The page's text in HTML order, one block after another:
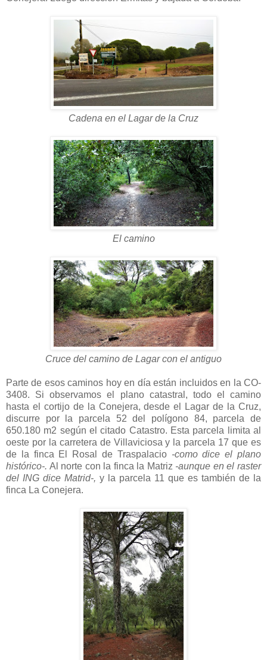
Cadena en el Lagar de la Cruz
El camino
Cruce del camino de Lagar con el antiguo
Parte de esos caminos hoy en día están incluidos en la CO-
3408. Si observamos el plano catastral, todo el camino
hasta el cortijo de la Conejera, desde el Lagar de la Cruz,
discurre por la parcela 52 del polígono 84, parcela de
650.180 m2 según el citado Catastro. Esta parcela limita al
oeste por la carretera de Villaviciosa y la parcela 17 que es
de la finca El Rosal de Traspalacio -como dice el plano
histórico-. Al norte con la finca la Matriz -aunque en el raster
del ING dice Matrid-, y la parcela 11 que es también de la
finca La Conejera.